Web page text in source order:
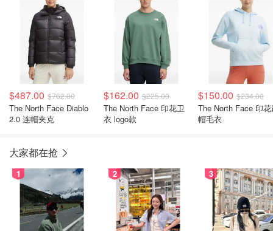
$487.00 $762.00
The North Face Diablo
2.0 连帽夹克
$162.00 $225.00
The North Face 印花卫
衣 logo款
$150.00 $234.00
The North Face 印
帽毛衣
大家都在抢
1 2 3